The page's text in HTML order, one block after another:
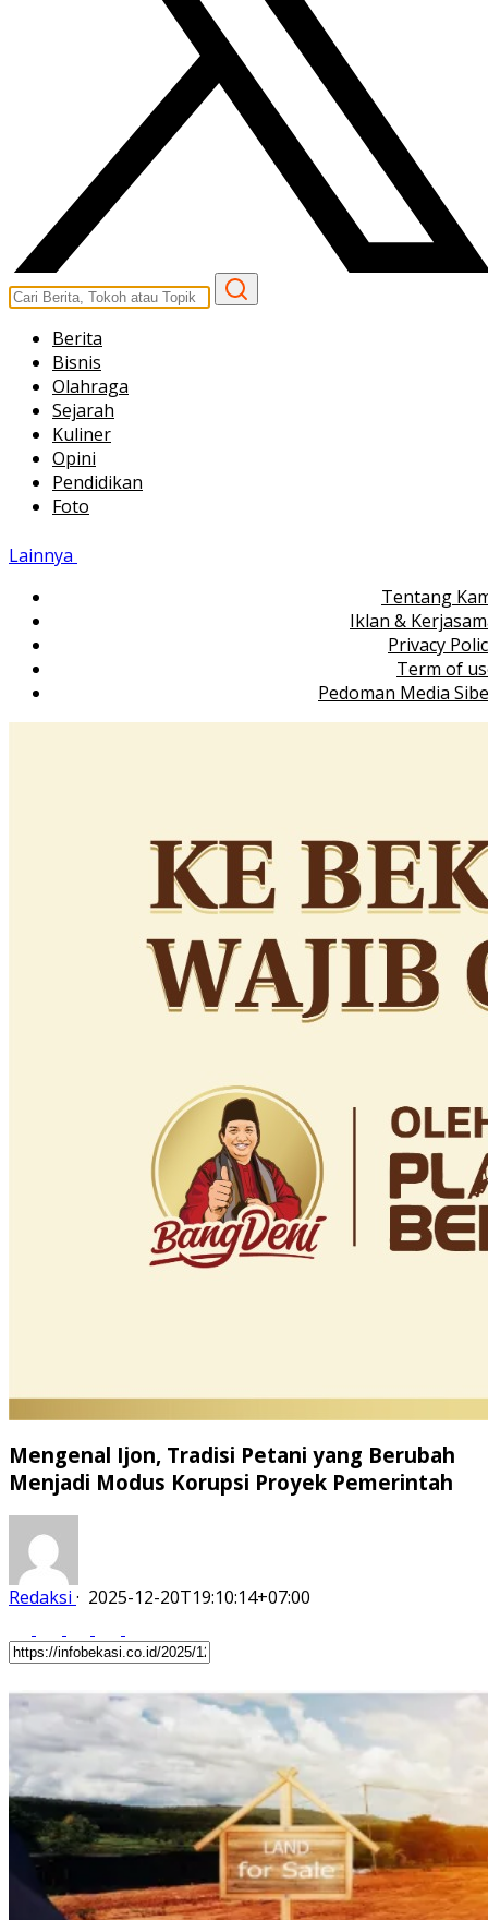
Berita
Bisnis
Olahraga
Sejarah
Kuliner
Opini
Pendidikan
Foto
Lainnya
Tentang
Iklan &
Privacy
Term of
Pedoman Media
Mengenal Ijon, Tradisi Petani yang Berubah
Menjadi Modus Korupsi Proyek Pemerintah
Redaksi · 2025-12-20T19:10:14+07:00